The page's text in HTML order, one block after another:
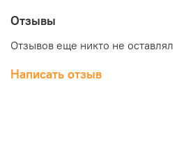
Отзывы
Отзывов еще никто не оставлял
Написать отзыв